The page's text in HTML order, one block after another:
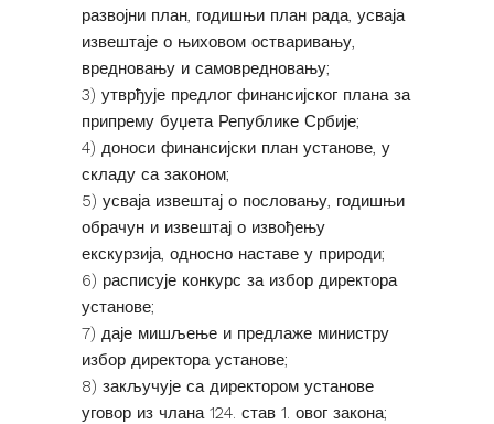
развојни план, годишњи план рада, усваја
извештаје о њиховом остваривању,
вредновању и самовредновању;
3) утврђује предлог финансијског плана за
припрему буџета Републике Србије;
4) доноси финансијски план установе, у
складу са законом;
5) усваја извештај о пословању, годишњи
обрачун и извештај о извођењу
екскурзија, односно наставе у природи;
6) расписује конкурс за избор директора
установе;
7) даје мишљење и предлаже министру
избор директора установе;
8) закључује са директором установе
уговор из члана 124. став 1. овог закона;